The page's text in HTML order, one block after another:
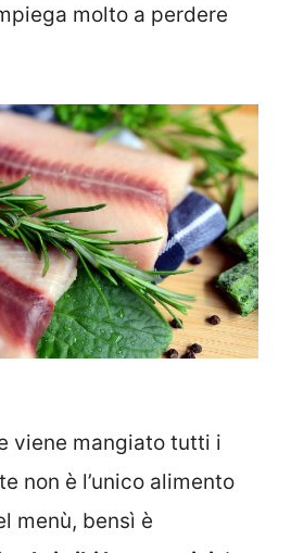
molto a perdere
viene mangiato tutti i
non è l’unico alimento
menù, bensì è